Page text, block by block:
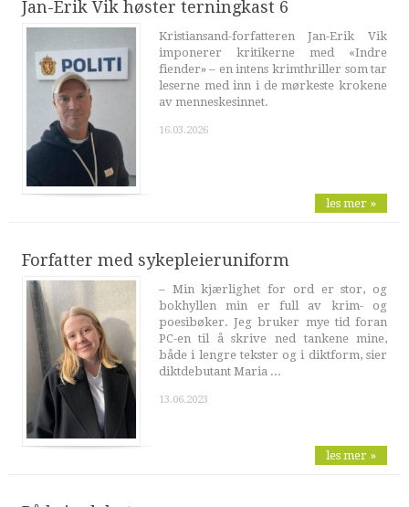
Jan-Erik Vik høster terningkast 6
Kristiansand-forfatteren Jan-Erik Vik
imponerer kritikerne med «Indre
fiender» – en intens krimthriller som tar
leserne med inn i de mørkeste krokene
av menneskesinnet.
16.03.2026
les mer »
Forfatter med sykepleieruniform
– Min kjærlighet for ord er stor, og
bokhyllen min er full av krim- og
poesibøker. Jeg bruker mye tid foran
PC-en til å skrive ned tankene mine,
både i lengre tekster og i diktform, sier
diktdebutant Maria ...
13.06.2023
les mer »